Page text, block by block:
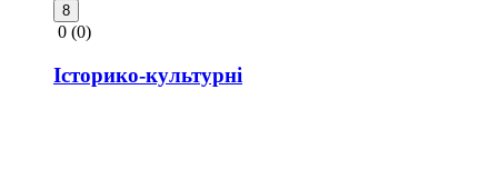
8
0 (0)
Історико-культурні